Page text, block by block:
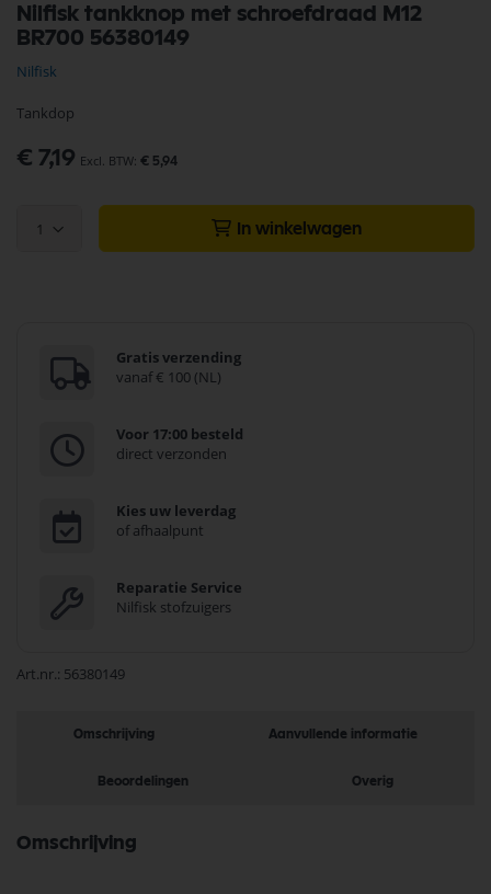
Nilfisk tankknop met schroefdraad M12
BR700 56380149
Nilfisk
Tankdop
€ 7,19 € 5,94
1 In winkelwagen
Gratis verzending
vanaf € 100 (NL)
Voor 17:00 besteld
direct verzonden
Kies uw leverdag
of afhaalpunt
Reparatie Service
Nilfisk stofzuigers
Art.nr. 56380149
naar
het
van
afbeeldingen-
Omschrijving Aanvullende informatie
Beoordelingen Overig
Omschrijving